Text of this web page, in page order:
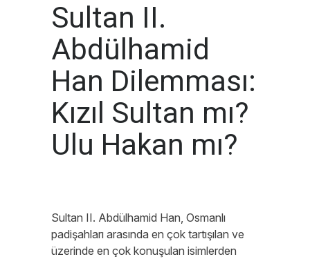
Sultan II.
Abdülhamid
Han Dilemması:
Kızıl Sultan mı?
Ulu Hakan mı?
Sultan II. Abdülhamid Han, Osmanlı
padişahları arasında en çok tartışılan ve
üzerinde en çok konuşulan isimlerden